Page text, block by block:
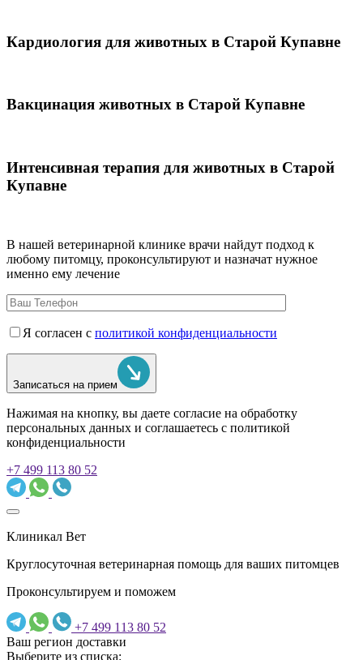
Кардиология для животных в Старой Купавне
Вакцинация животных в Старой Купавне
Интенсивная терапия для животных в Старой
Купавне
В нашей ветеринарной клинике врачи найдут подход к
любому питомцу, проконсультируют и назначат нужное
именно ему лечение
Я согласен с политикой конфиденциальности
Записаться на прием
Нажимая на кнопку, вы даете согласие на обработку
персональных данных и соглашаетесь c политикой
конфиденциальности
+7 499 113 80 52
Клиникал Вет
Круглосуточная ветеринарная помощь для ваших питомцев
Проконсультируем и поможем
+7 499 113 80 52
Ваш регион доставки
Выберите из списка: